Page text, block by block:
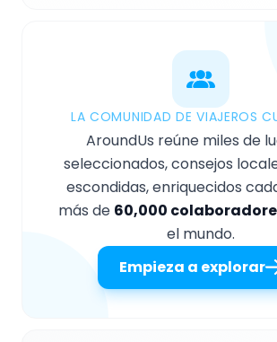
LA COMUNIDAD DE VIAJEROS
AroundUs reúne miles de
seleccionados, consejos
escondidas, enriquecidos
más de 60,000
el mundo.
Empieza a explorar